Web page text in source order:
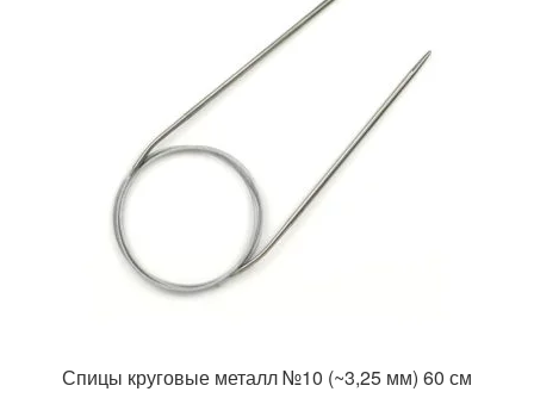
Спицы круговые металл №10 (~3,25 мм) 60 см